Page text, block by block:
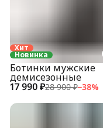
Хит
Новинка
17 990 ₽28 900 ₽−38%
Ботинки мужские
демисезонные